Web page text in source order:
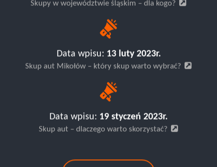
Skupy w województwie śląskim – dla kogo?
Data wpisu: 13 luty 2023r.
Skup aut Mikołów – który skup warto wybrać?
Data wpisu: 19 styczeń 2023r.
Skup aut – dlaczego warto skorzystać?